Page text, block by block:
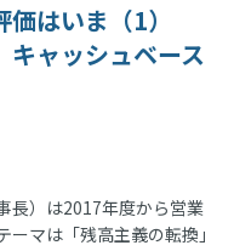
価はいま（1）
キャッシュベース
長）は2017年度から営業
マは「残高主義の転換」